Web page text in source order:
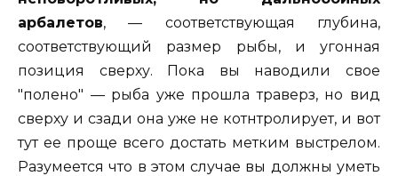
арбалетов, — соответствующая глубина,
соответствующий размер рыбы, и угонная
позиция сверху. Пока вы наводили свое
"полено" — рыба уже прошла траверз, но вид
сверху и сзади она уже не котнтролирует, и вот
тут ее проще всего достать метким выстрелом.
Разумеется что в этом случае вы должны уметь